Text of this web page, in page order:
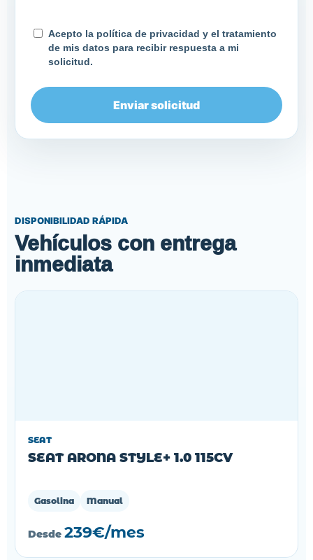
Acepto la política de privacidad y el tratamiento
de mis datos para recibir respuesta a mi
solicitud.
Enviar solicitud
DISPONIBILIDAD RÁPIDA
Vehículos con entrega
inmediata
SEAT
SEAT ARONA STYLE+ 1.0 115CV
Gasolina Manual
Desde 239€/mes